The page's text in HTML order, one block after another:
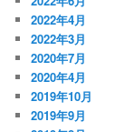
2022年4月
2022年3月
2020年7月
2020年4月
2019年10月
2019年9月